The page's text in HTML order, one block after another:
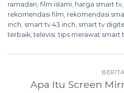
ramadan film islami harga smart tv
rekomendasi film rekomendasi
inch smart tv 43 inch smart tv
terbaik ,televisi ,tips merawat smart
BERITA
Apa Itu Screen